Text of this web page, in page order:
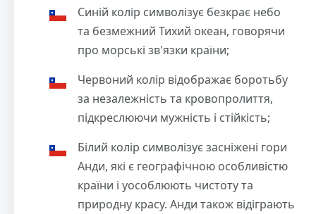
Синій колір символізує безкрає небо
та безмежний Тихий океан, говорячи
про морські зв'язки країни;
Червоний колір відображає боротьбу
за незалежність та кровопролиття,
підкреслюючи мужність і стійкість;
Білий колір символізує засніжені гори
Анди, які є географічною особливістю
країни і уособлюють чистоту та
природну красу. Анди також відіграють